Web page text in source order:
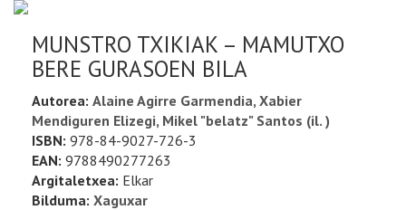
MUNSTRO TXIKIAK – MAMUTXO
BERE GURASOEN BILA
Autorea: Alaine Agirre Garmendia, Xabier
Mendiguren Elizegi, Mikel "belatz" Santos (il. )
ISBN: 978-84-9027-726-3
EAN: 9788490277263
Argitaletxea: Elkar
Bilduma: Xaguxar